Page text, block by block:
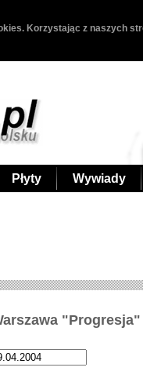
Korzystając z naszych
Płyty Wywiady
"Progresja"